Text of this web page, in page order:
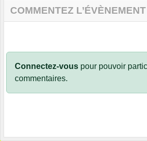
COMMENTEZ L’ÉVÈNEMENT
Connectez-vous pour pouvoir
commentaires.